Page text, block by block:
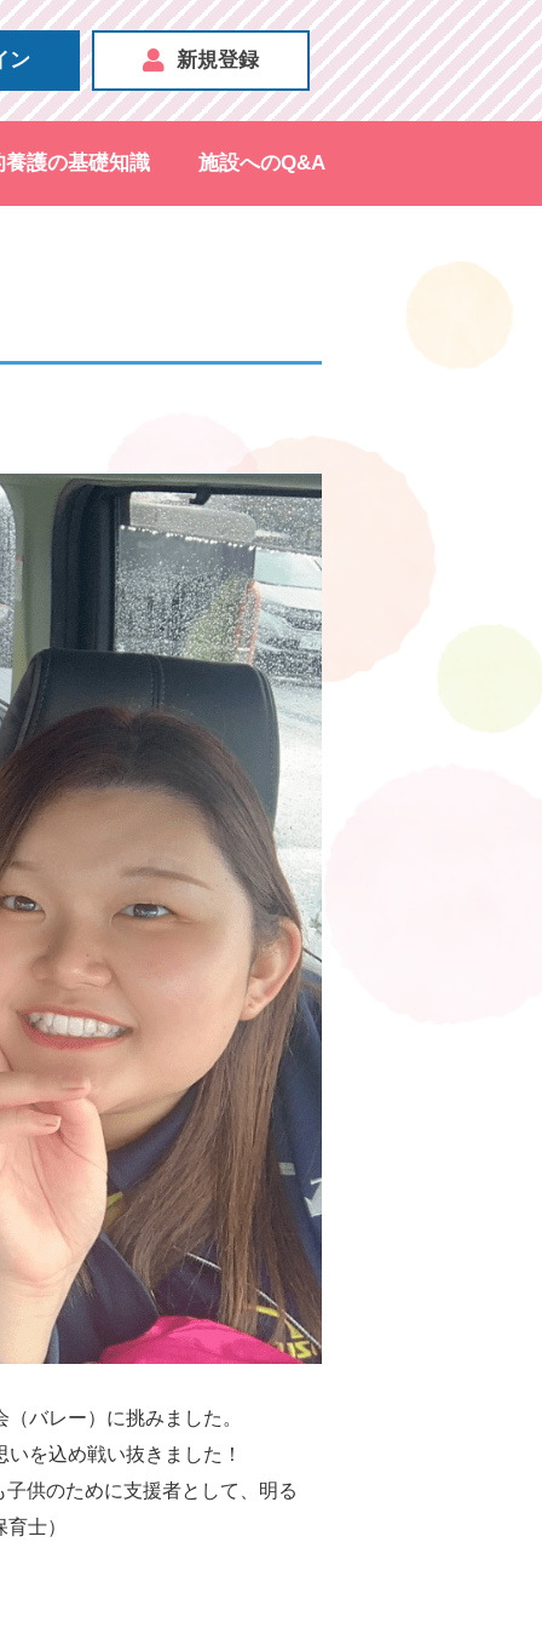
ン 新規登録
養護の基礎知識 施設へのQ&A
バレー）に挑みました。
を込め戦い抜きました！
供のために支援者として、明る
士）